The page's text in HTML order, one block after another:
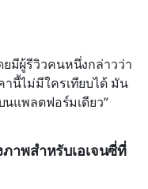
มีผู้รีวิวคนหนึ่งกล่าวว่า
นี้ไม่มีใครเทียบได้ มัน
นแพลตฟอร์มเดียว”
าพสำหรับเอเจนซี่ที่